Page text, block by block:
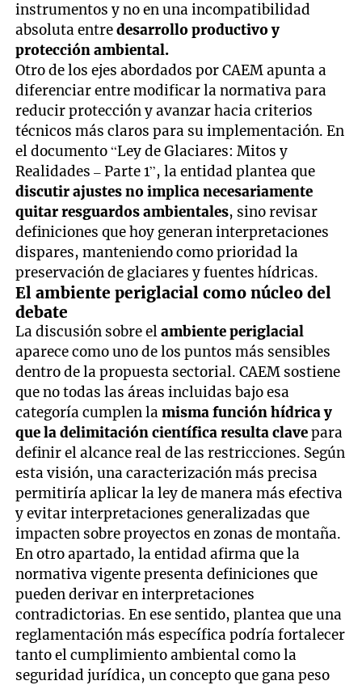
instrumentos y no en una incompatibilidad
absoluta entredesarrollo productivo y
protección ambiental.
Otro de los ejes abordados por CAEM apunta a
diferenciar entre modificar la normativa para
reducir protección y avanzar hacia criterios
técnicos más claros para su implementación. En
el documento “Ley de Glaciares: Mitos y
Realidades – Parte 1”, la entidad plantea que
discutir ajustes no implica necesariamente
quitar resguardos ambientales, sino revisar
definiciones que hoy generan interpretaciones
dispares, manteniendo como prioridad la
preservación de glaciares y fuentes hídricas.
El ambiente periglacial como núcleo del
debate
La discusión sobre elambiente periglacial
aparece como uno de los puntos más sensibles
dentro de la propuesta sectorial. CAEM sostiene
que no todas las áreas incluidas bajo esa
categoría cumplen lamisma función hídrica y
que la delimitación científica resulta clavepara
definir el alcance real de las restricciones. Según
esta visión, una caracterización más precisa
permitiría aplicar la ley de manera más efectiva
y evitar interpretaciones generalizadas que
impacten sobre proyectos en zonas de montaña.
En otro apartado, la entidad afirma que la
normativa vigente presenta definiciones que
pueden derivar en interpretaciones
contradictorias. En ese sentido, plantea que una
reglamentación más específica podría fortalecer
tanto el cumplimiento ambiental como la
seguridad jurídica, un concepto que gana peso